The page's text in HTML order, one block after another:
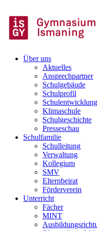
to
content
Gymnasium Ismaning
Über uns
Aktuelles
Ansprechpartner
Schulgebäude
Schulprofil
Schulentwicklung
Klimaschule
Schulgeschichte
Presseschau
Schulfamilie
Schulleitung
Verwaltung
Kollegium
SMV
Elternbeirat
Förderverein
Unterricht
Fächer
MINT